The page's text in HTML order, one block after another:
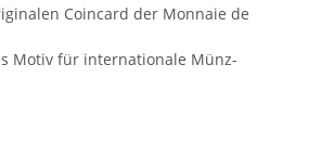
Coincard der Monnaie de
Motiv für internationale Münz-